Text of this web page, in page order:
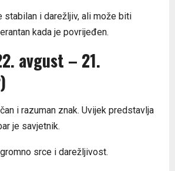
stabilan i darežljiv, ali može biti
kada je povrijeđen.
avgust – 21.
i razuman znak. Uvijek predstavlja
je savjetnik.
srce i darežljivost.